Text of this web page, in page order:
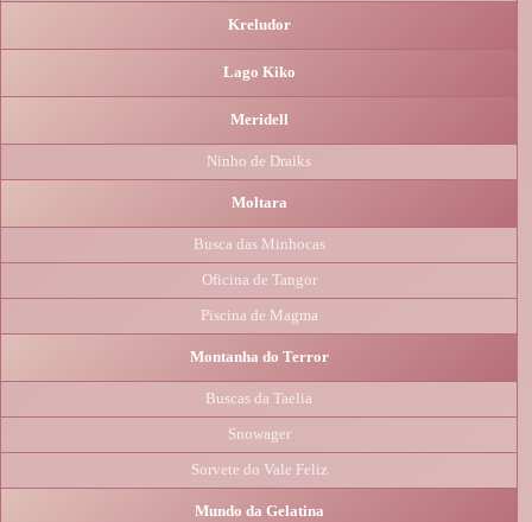
Kreludor
Lago Kiko
Meridell
Ninho de Draiks
Moltara
Busca das Minhocas
Oficina de Tangor
Piscina de Magma
Montanha do Terror
Buscas da Taelia
Snowager
Sorvete do Vale Feliz
Mundo da Gelatina